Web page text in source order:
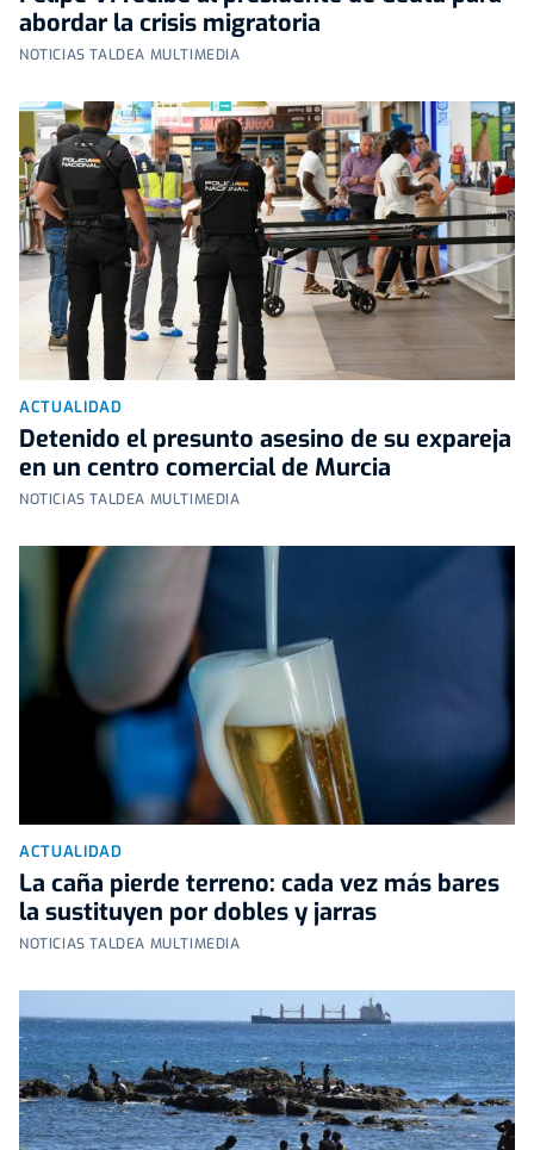
abordar la crisis migratoria
NOTICIAS TALDEA MULTIMEDIA
ACTUALIDAD
Detenido el presunto asesino de su expareja
en un centro comercial de Murcia
NOTICIAS TALDEA MULTIMEDIA
ACTUALIDAD
La caña pierde terreno: cada vez más bares
la sustituyen por dobles y jarras
NOTICIAS TALDEA MULTIMEDIA